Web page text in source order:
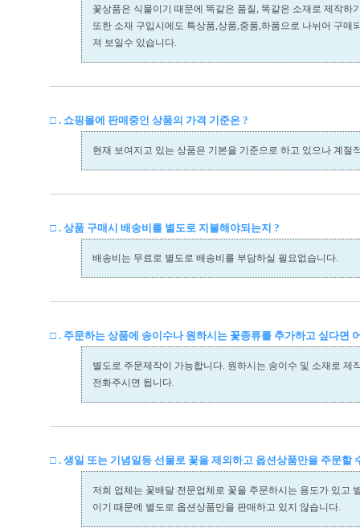
꽃상품은 식물이기 때문에 똑같은 품질, 똑같은 소재로 제작하
또한 소재 구입시에도 특상품,상품,중품,하품으로 나뉘어 구
져 보일수 있습니다.
□ . 쇼핑몰에 판매중인 상품의 가격 기준은 ?
현재 보여지고 있는 상품은 기본을 기준으로 하고 있으나 계
□ . 상품 구매시 배송비를 별도로 지불해야되는지 ?
배송비는 무료로 별도로 배송비를 부담하실 필요없습니다.
□ . 주문하는 상품에 송이수나 원하시는 꽃종류를 추가하고 싶다면
별도로 주문제작이 가능합니다. 원하시는 송이수 및 소재로
전화주시면 됩니다.
□ . 생일 또는 기념일등 선물로 꽃을 제외하고 옵션상품만을 주문할
저희 업체는 꽃배달 전문업체로 꽃을 주문하시는 용도가 있고
이기 때문에 별도로 옵션상품만을 판매하고 있지 않습니다.